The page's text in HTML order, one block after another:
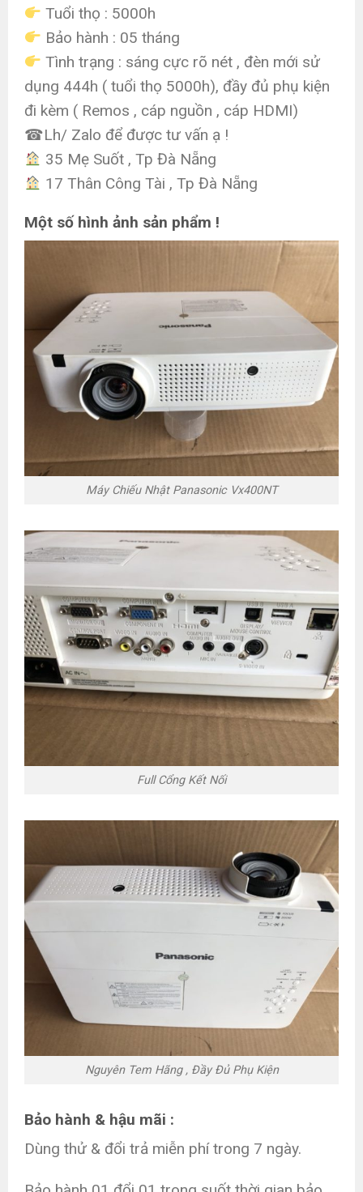
Tuổi thọ : 5000h
Bảo hành : 05 tháng
Tình trạng : sáng cực rõ nét , đèn mới sử
dụng 444h ( tuổi thọ 5000h), đầy đủ phụ kiện
đi kèm ( Remos , cáp nguồn , cáp HDMI)
☎Lh/ Zalo để được tư vấn ạ !
35 Mẹ Suốt , Tp Đà Nẵng
17 Thân Công Tài , Tp Đà Nẵng
Một số hình ảnh sản phẩm !
Máy Chiếu Nhật Panasonic Vx400NT
Full Cổng Kết Nối
Nguyên Tem Hãng , Đầy Đủ Phụ Kiện
Bảo hành & hậu mãi :
Dùng thử & đổi trả miễn phí trong 7 ngày.